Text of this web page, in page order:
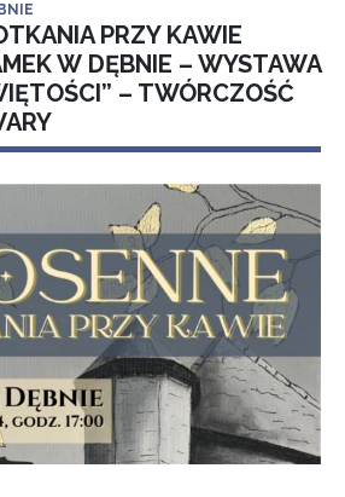
PRZY KAWIE
W DĘBNIE – WYSTAWA
– TWÓRCZOŚĆ